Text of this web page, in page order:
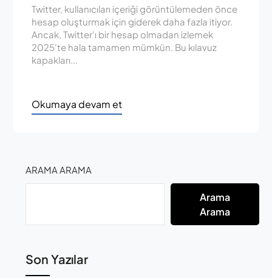
Twitter, kullanıcıları içeriği görüntülemeden önce
hesap oluşturmak için giderek daha fazla itiyor.
Ancak, Twitter'ı bir hesap olmadan izlemek
2025'te hala tamamen mümkün. Bu kılavuz
kapakları...
Okumaya devam et
ARAMA ARAMA
Arama
Arama
Son Yazılar